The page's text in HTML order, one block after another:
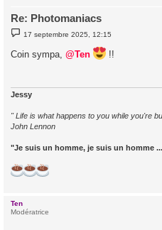
Re: Photomaniacs
M
e
s
17 septembre 2025, 12:15
Coin sympa, @Ten !!
Jessy
" Life is what happens to you while you're
John Lennon
"Je suis un homme, je suis un homme
Ten
Modératrice